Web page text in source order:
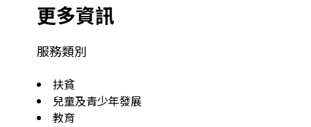
更多資訊
服務類別
扶貧
兒童及青少年發展
教育